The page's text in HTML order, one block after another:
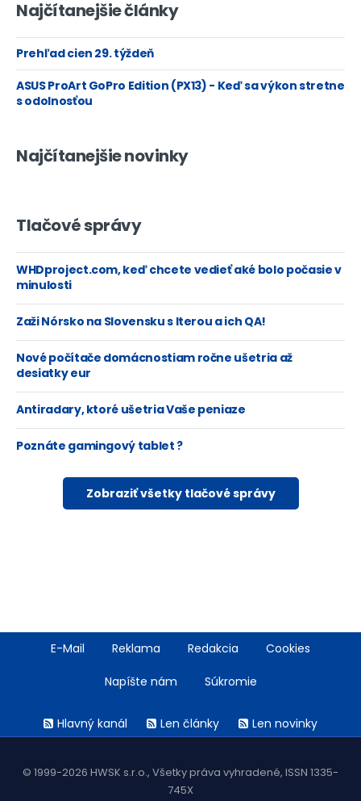
Najčítanejšie články
Prehľad cien 29. týždeň
ASUS ProArt GoPro Edition (PX13) - Keď sa výkon stretne
s odolnosťou
Najčítanejšie novinky
Tlačové správy
WHDproject.com, keď chcete vedieť aké bolo počasie v
minulosti
Zaži Nórsko na Slovensku s Iterou a ich QA!
Nové počítače domácnostiam ročne ušetria až
desiatky eur
Antiradary, ktoré ušetria Vaše peniaze
Poznáte gamingový tablet ?
Zobraziť všetky tlačové správy
FooterE-Mail Reklama Redakcia Cookies
Napíšte nám Súkromie
menuHlavný kanál Len články Len novinky
© 1999-2026 HWSK s.r.o., Všetky práva vyhradené, ISSN 1335-
745X